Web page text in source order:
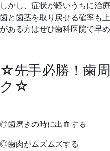
しかし、症状が軽いうちに治
歯と歯茎を取り戻せる確率も
がある方はぜひ歯科医院で早
☆先手必勝！歯
ク☆
◎歯磨きの時に出血する ◎
◎歯肉がムズムズする ◎